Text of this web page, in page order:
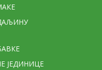
ЈЕДИНИЦЕ